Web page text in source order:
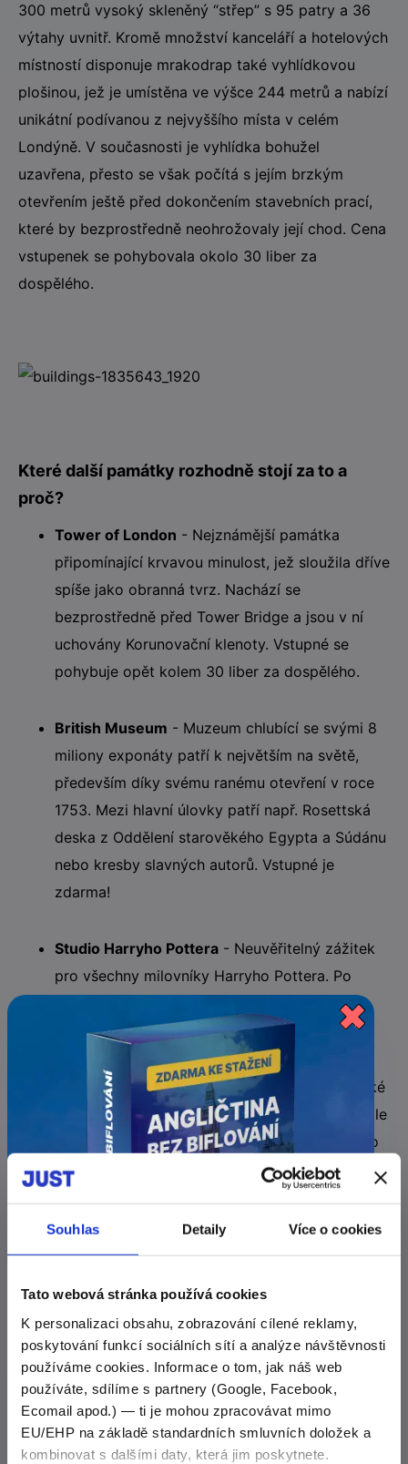
Souhlas Detaily Více o cookies
Tato webová stránka používá cookies
K personalizaci obsahu, zobrazování cílené reklamy,
poskytování funkcí sociálních sítí a analýze návštěvnosti
používáme cookies. Informace o tom, jak náš web
používáte, sdílíme s partnery (Google, Facebook,
Ecomail apod.) — ti je mohou zpracovávat mimo
EU/EHP na základě standardních smluvních doložek a
kombinovat s dalšími daty, která jim poskytnete.
300 metrů vysoký skleněný “střep” s 95 patry a 36
výtahy uvnitř. Kromě množství kanceláří a hotelových
místností disponuje mrakodrap také vyhlídkovou
plošinou, jež je umístěna ve výšce 244 metrů a nabízí
unikátní podívanou z nejvyššího místa v celém
Londýně. V současnosti je vyhlídka bohužel
uzavřena, přesto se však počítá s jejím brzkým
otevřením ještě před dokončením stavebních prací,
které by bezprostředně neohrožovaly její chod. Cena
vstupenek se pohybovala okolo 30 liber za
dospělého.
Které další památky rozhodně stojí za to a
proč?
Tower of London - Nejznámější památka
připomínající krvavou minulost, jež sloužila dříve
spíše jako obranná tvrz. Nachází se
bezprostředně před Tower Bridge a jsou v ní
uchovány Korunovační klenoty. Vstupné se
pohybuje opět kolem 30 liber za dospělého.
British Museum - Muzeum chlubící se svými 8
miliony exponáty patří k největším na světě,
především díky svému ranému otevření v roce
1753. Mezi hlavní úlovky patří např. Rosettská
deska z Oddělení starověkého Egypta a Súdánu
nebo kresby slavných autorů. Vstupné je
zdarma!
Studio Harryho Pottera - Neuvěřitelný zážitek
pro všechny milovníky Harryho Pottera. Po
dokončení produkce filmů byly tyto ateliéry
přestavěny v obrovskou expozici.
St. Paul's Cathedral- Sídlo biskupa anglikánské
církve v Londýně pocházející ze 17. století je dle
mnoha světových zdrojů řazena na první místo
v žebříčku krásy. A nám nezbývá než tuto
návštěva vyplatí! ?
budova dokončená v roce 2004 je jednou z
atypických budov londýnského centra. Její tvar
připomíná velkou okurku, proto ji nikdo ani
oficiálním názvem “30 St Mary Axe” nenazývá.
Hyde Park - Největší londýnský park o rozloze
ANGLIČTINA BEZ BIFLOVÁNÍ
E-mailový minikurzZDARMA
Nebaví vás se učit slovíčka
opakováním?